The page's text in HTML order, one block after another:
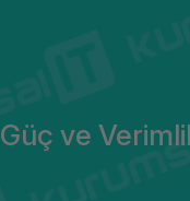
Güç ve